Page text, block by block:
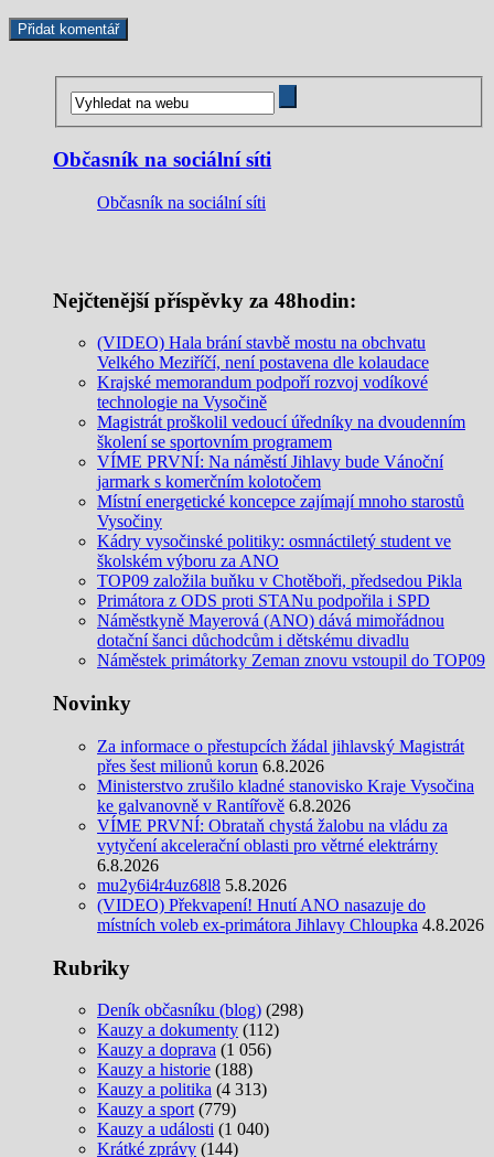
Občasník na sociální síti
Občasník na sociální síti
Nejčtenější příspěvky za 48hodin:
(VIDEO) Hala brání stavbě mostu na obchvatu
Velkého Meziříčí, není postavena dle kolaudace
Krajské memorandum podpoří rozvoj vodíkové
technologie na Vysočině
Magistrát proškolil vedoucí úředníky na dvoudenním
školení se sportovním programem
VÍME PRVNÍ: Na náměstí Jihlavy bude Vánoční
jarmark s komerčním kolotočem
Místní energetické koncepce zajímají mnoho starostů
Vysočiny
Kádry vysočinské politiky: osmnáctiletý student ve
školském výboru za ANO
TOP09 založila buňku v Chotěboři, předsedou Pikla
Primátora z ODS proti STANu podpořila i SPD
Náměstkyně Mayerová (ANO) dává mimořádnou
dotační šanci důchodcům i dětskému divadlu
Náměstek primátorky Zeman znovu vstoupil do TOP09
Novinky
Za informace o přestupcích žádal jihlavský Magistrát
přes šest milionů korun 6.8.2026
Ministerstvo zrušilo kladné stanovisko Kraje Vysočina
ke galvanovně v Rantířově 6.8.2026
VÍME PRVNÍ: Obrataň chystá žalobu na vládu za
vytyčení akcelerační oblasti pro větrné elektrárny
6.8.2026
mu2y6i4r4uz68l8 5.8.2026
(VIDEO) Překvapení! Hnutí ANO nasazuje do
místních voleb ex-primátora Jihlavy Chloupka 4.8.2026
Rubriky
Deník občasníku (blog) (298)
Kauzy a dokumenty (112)
Kauzy a doprava (1 056)
Kauzy a historie (188)
Kauzy a politika (4 313)
Kauzy a sport (779)
Kauzy a události (1 040)
Krátké zprávy (144)